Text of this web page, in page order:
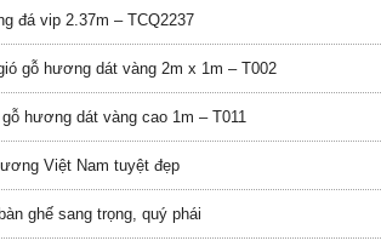
đá vip 2.37m – TCQ2237
gỗ hương dát vàng 2m x 1m – T002
hương dát vàng cao 1m – T011
Việt Nam tuyệt đẹp
ghế sang trọng, quý phái